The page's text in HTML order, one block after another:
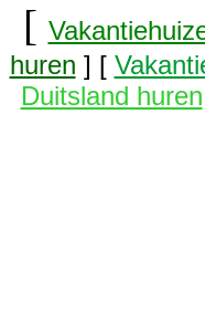
[
huren ] [
Duitsland huren